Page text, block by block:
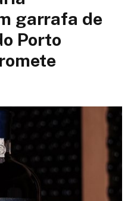
garrafa de
Porto